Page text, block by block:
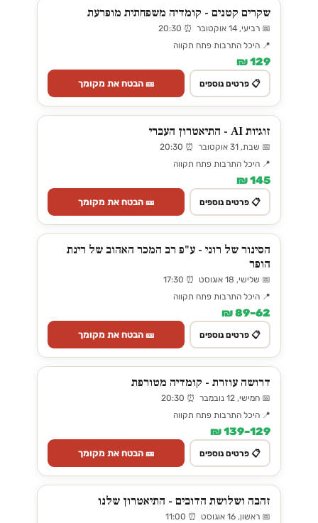
שקרים קטנים - קומדיה משפחתית מופרעת
📅 רביעי, 14 אוקטובר ⏰ 20:30
📍 היכל התרבות פתח תקווה
129 ₪
📋 פרטים נוספים 🎫 הבטח את מקומך
זוגיות AI - התיאטרון העברי
📅 שבת, 31 אוקטובר ⏰ 20:30
📍 היכל התרבות פתח תקווה
145 ₪
📋 פרטים נוספים 🎫 הבטח את מקומך
הסינור של רוני - ע"פ רב המכר האהוב של רינת
הופר
📅 שלישי, 18 אוגוסט ⏰ 17:30
📍 היכל התרבות פתח תקווה
62–89 ₪
📋 פרטים נוספים 🎫 הבטח את מקומך
דרושה עוזרת - קומדיה מטורפת
📅 חמישי, 12 נובמבר ⏰ 20:30
📍 היכל התרבות פתח תקווה
129–139 ₪
📋 פרטים נוספים 🎫 הבטח את מקומך
זהבה ושלושת הדובים - התיאטרון שלנו
📅 ראשון, 16 אוגוסט ⏰ 11:00